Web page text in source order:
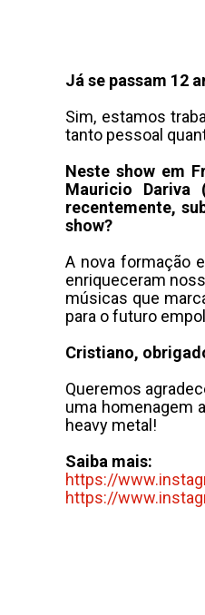
Já se passam 12
Sim, estamos
tanto pessoal
Neste show em
Mauricio Dariva
recentemente,
show?
A nova formação
enriqueceram
músicas que
para o futuro
Cristiano,
Queremos
uma homenagem
heavy metal!
Saiba mais:
https://
https://